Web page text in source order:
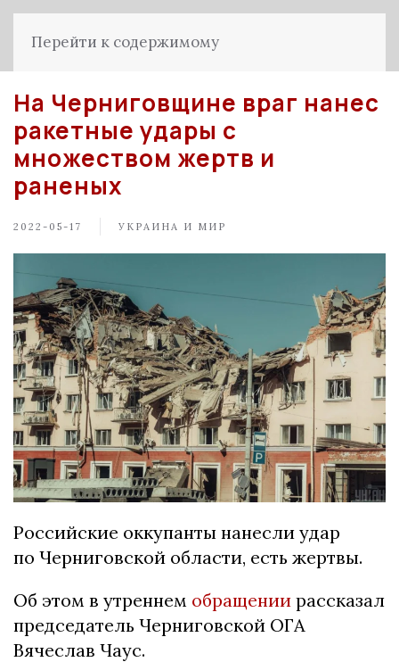
Перейти к содержимому
На Черниговщине враг нанес
ракетные удары с
множеством жертв и
раненых
2022-05-17 УКРАИНА И МИР
Российские оккупанты нанесли удар
по Черниговской области, есть жертвы.
Об этом в утреннем обращении рассказал
председатель Черниговской ОГА
Вячеслав Чаус.